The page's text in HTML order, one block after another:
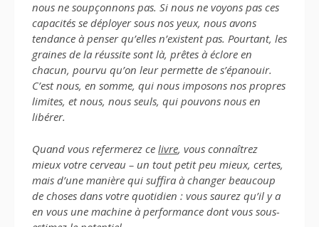
nous ne soupçonnons pas. Si nous ne voyons pas ces
capacités se déployer sous nos yeux, nous avons
tendance à penser qu’elles n’existent pas. Pourtant, les
graines de la réussite sont là, prêtes à éclore en
chacun, pourvu qu’on leur permette de s’épanouir.
C’est nous, en somme, qui nous imposons nos propres
limites, et nous, nous seuls, qui pouvons nous en
libérer.
Quand vous refermerez ce livre, vous connaîtrez
mieux votre cerveau – un tout petit peu mieux, certes,
mais d’une manière qui suffira à changer beaucoup
de choses dans votre quotidien : vous saurez qu’il y a
en vous une machine à performance dont vous sous-